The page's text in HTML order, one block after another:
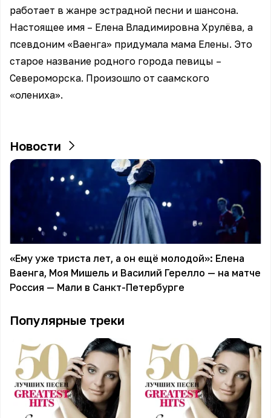
работает в жанре эстрадной песни и шансона.
Настоящее имя – Елена Владимировна Хрулёва, а
псевдоним «Ваенга» придумала мама Елены. Это
старое название родного города певицы –
Североморска. Произошло от саамского
«олениха».
Новости
«Ему уже триста лет, а он ещё молодой»: Елена
Ваенга, Моя Мишель и Василий Герелло — на матче
Россия — Мали в Санкт-Петербурге
Популярные треки